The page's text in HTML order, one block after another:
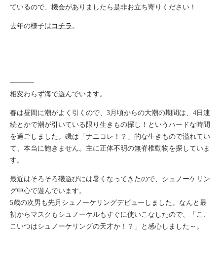
ているので、機会がありましたら是非お立ち寄りください！
去年の様子は コチラ 。
———–
相変わらず海で遊んでいます。
春は昼間に潮がよく引くので、3月頃からの大潮の期間は、4日連
続とかで潮が引いている限り生きもの探し！というハードな時間
を過ごしました。磯は「ナニコレ！？」的な生きもので溢れてい
て、本当に飽きません。主に正体不明の無脊椎動物を探していま
す。
最近はそろそろ磯遊びには暑くなってきたので、シュノーケリン
グ中心で遊んでいます。
5歳の次男も先月シュノーケリングデビューしました。なんと最
初からマスクもシュノーケルもすぐに使いこなしたので、「こ、
こいつはシュノーケリングの天才か！？」と感心しました～。